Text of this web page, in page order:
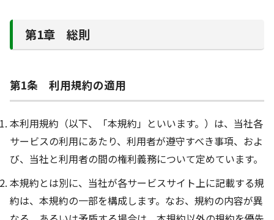
第1章 総則
第1条 利用規約の適用
本利用規約（以下、「本規約」といいます。）は、当社各
サービスの利用にあたり、利用者が遵守すべき事項、およ
び、当社と利用者の間の権利義務について定めています。
本規約とは別に、当社が各サービスサイト上に記載する規
約は、本規約の一部を構成します。なお、規約の内容が異